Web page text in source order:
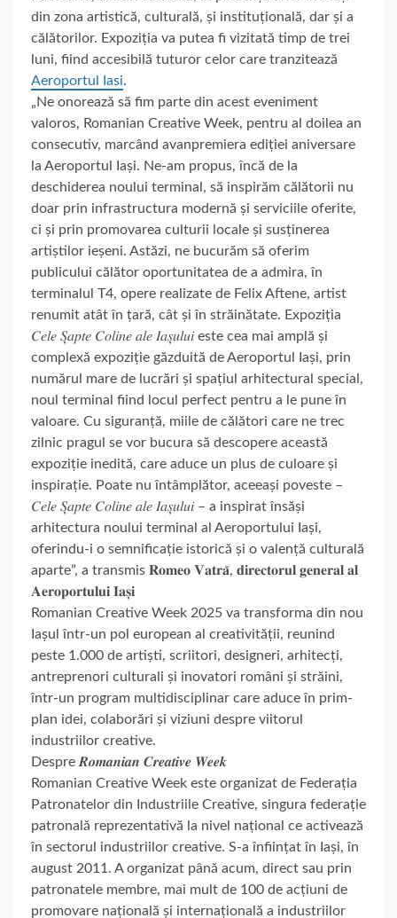
din zona artistică, culturală, și instituțională, dar și a
călătorilor. Expoziția va putea fi vizitată timp de trei
luni, fiind accesibilă tuturor celor care tranzitează
Aeroportul Iasi.
„Ne onorează să fim parte din acest eveniment
valoros, Romanian Creative Week, pentru al doilea an
consecutiv, marcând avanpremiera ediției aniversare
la Aeroportul Iași. Ne-am propus, încă de la
deschiderea noului terminal, să inspirăm călătorii nu
doar prin infrastructura modernă și serviciile oferite,
ci și prin promovarea culturii locale și susținerea
artiștilor ieșeni. Astăzi, ne bucurăm să oferim
publicului călător oportunitatea de a admira, în
terminalul T4, opere realizate de Felix Aftene, artist
renumit atât în țară, cât și în străinătate. Expoziția
𝐶𝑒𝑙𝑒 𝑆̦𝑎𝑝𝑡𝑒 𝐶𝑜𝑙𝑖𝑛𝑒 𝑎𝑙𝑒 𝐼𝑎𝑠̦𝑢𝑙𝑢𝑖 este cea mai amplă și
complexă expoziție găzduită de Aeroportul Iași, prin
numărul mare de lucrări și spațiul arhitectural special,
noul terminal fiind locul perfect pentru a le pune în
valoare. Cu siguranță, miile de călători care ne trec
zilnic pragul se vor bucura să descopere această
expoziție inedită, care aduce un plus de culoare și
inspirație. Poate nu întâmplător, aceeași poveste –
𝐶𝑒𝑙𝑒 𝑆̦𝑎𝑝𝑡𝑒 𝐶𝑜𝑙𝑖𝑛𝑒 𝑎𝑙𝑒 𝐼𝑎𝑠̦𝑢𝑙𝑢𝑖 – a inspirat însăși
arhitectura noului terminal al Aeroportului Iași,
oferindu-i o semnificație istorică și o valență culturală
aparte”, a transmis 𝐑𝐨𝐦𝐞𝐨 𝐕𝐚𝐭𝐫𝐚̆, 𝐝𝐢𝐫𝐞𝐜𝐭𝐨𝐫𝐮𝐥 𝐠𝐞𝐧𝐞𝐫𝐚𝐥 𝐚𝐥
𝐀𝐞𝐫𝐨𝐩𝐨𝐫𝐭𝐮𝐥𝐮𝐢 𝐈𝐚𝐬̦𝐢
Romanian Creative Week 2025 va transforma din nou
Iașul într-un pol european al creativității, reunind
peste 1.000 de artiști, scriitori, designeri, arhitecți,
antreprenori culturali și inovatori români și străini,
într-un program multidisciplinar care aduce în prim-
plan idei, colaborări și viziuni despre viitorul
industriilor creative.
Despre 𝑹𝒐𝒎𝒂𝒏𝒊𝒂𝒏 𝑪𝒓𝒆𝒂𝒕𝒊𝒗𝒆 𝑾𝒆𝒆𝒌
Romanian Creative Week este organizat de Federația
Patronatelor din Industriile Creative, singura federație
patronală reprezentativă la nivel național ce activează
în sectorul industriilor creative. S-a înființat în Iași, în
august 2011. A organizat până acum, direct sau prin
patronatele membre, mai mult de 100 de acțiuni de
promovare națională și internațională a industriilor